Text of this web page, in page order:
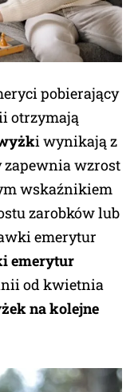
pobierający
otrzymają
i wynikają z
zapewnia wzrost
wskaźnikiem
zarobków lub
emerytur
emerytur
od kwietnia
na kolejne